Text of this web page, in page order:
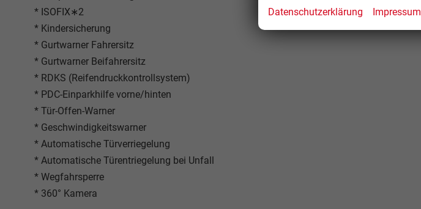
* ISOFIX∗2
* Kindersicherung
* Gurtwarner Fahrersitz
* Gurtwarner Beifahrersitz
* RDKS (Reifendruckkontrollsystem)
* PDC-Einparkhilfe vorne/hinten
* Tür-Offen-Warner
* Geschwindigkeitswarner
* Automatische Türverriegelung
* Automatische Türentriegelung bei Unfall
* Wegfahrsperre
* 360° Kamera
Datenschutzerklärung Impressum